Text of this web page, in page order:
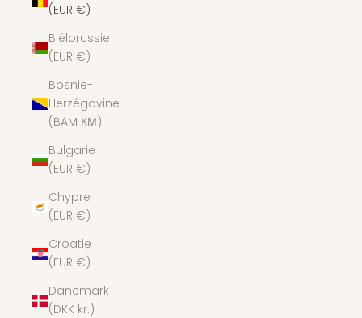
(EUR €)
Biélorussie
(EUR €)
Bosnie-
Herzégovine
(BAM КМ)
Bulgarie
(EUR €)
Chypre
(EUR €)
Croatie
(EUR €)
Danemark
(DKK kr.)